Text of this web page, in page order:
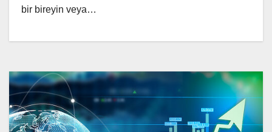
bir bireyin veya…